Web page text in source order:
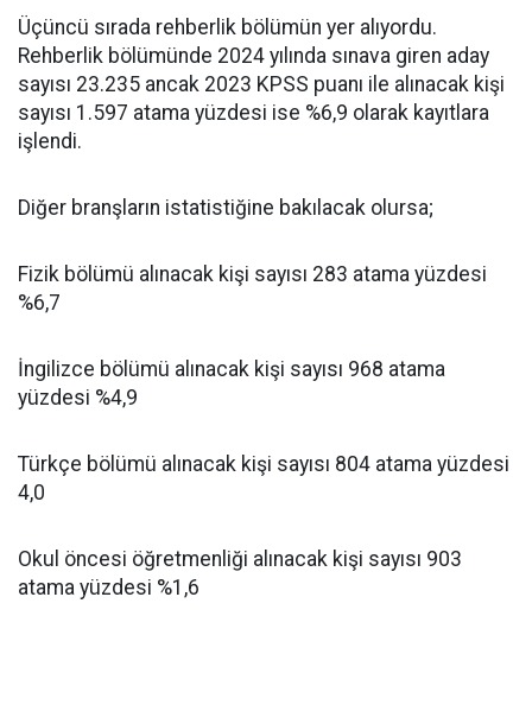
Üçüncü sırada rehberlik bölümün yer alıyordu.
Rehberlik bölümünde 2024 yılında sınava giren aday
sayısı 23.235 ancak 2023 KPSS puanı ile alınacak kişi
sayısı 1.597 atama yüzdesi ise %6,9 olarak kayıtlara
işlendi.
Diğer branşların istatistiğine bakılacak olursa;
Fizik bölümü alınacak kişi sayısı 283 atama yüzdesi
%6,7
İngilizce bölümü alınacak kişi sayısı 968 atama
yüzdesi %4,9
Türkçe bölümü alınacak kişi sayısı 804 atama yüzdesi
4,0
Okul öncesi öğretmenliği alınacak kişi sayısı 903
atama yüzdesi %1,6